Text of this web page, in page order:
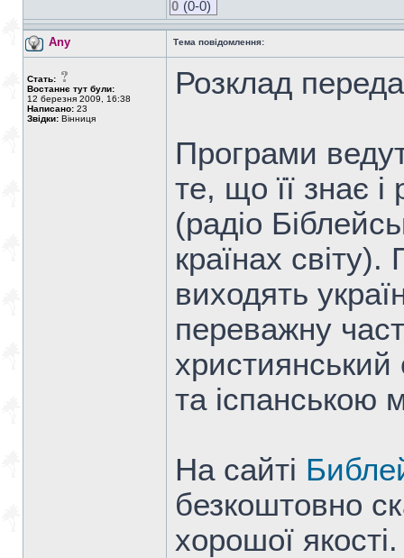
0 (0-0)
Any Тема повідомлення:
Стать:
Востаннє тут були:
12 березня 2009, 16:38
Написано: 23
Звідки: Вінниця
Розклад
Програми
те, що її знає і
(радіо
країнах
виходять
переважну
християнський
та іспанською
На сайті
безкоштовно
хорошої якості.